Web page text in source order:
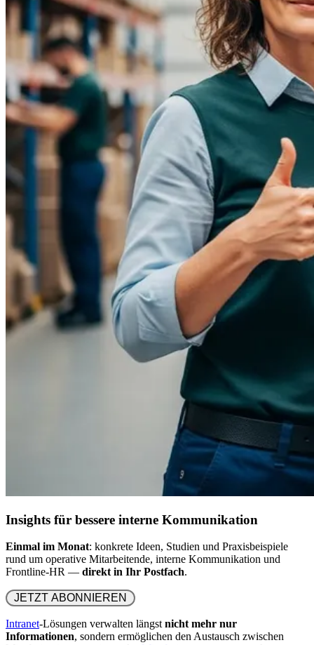
Insights für bessere interne Kommunikation
Einmal im Monat: konkrete Ideen, Studien und Praxisbeispiele
rund um operative Mitarbeitende, interne Kommunikation und
Frontline-HR — direkt in Ihr Postfach.
Intranet-Lösungen verwalten längst nicht mehr nur
Informationen, sondern ermöglichen den Austausch zwischen